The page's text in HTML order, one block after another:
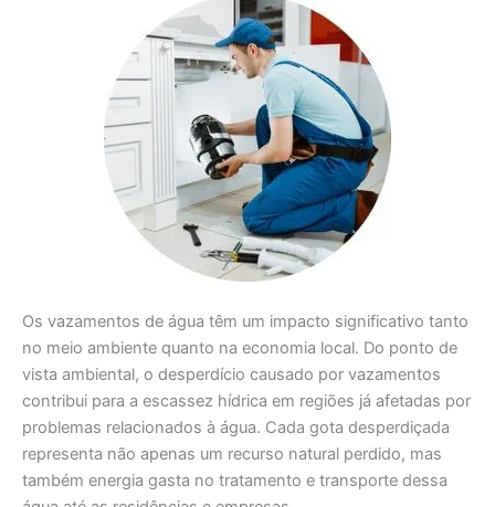
Os vazamentos de água têm um impacto significativo tanto
no meio ambiente quanto na economia local. Do ponto de
vista ambiental, o desperdício causado por vazamentos
contribui para a escassez hídrica em regiões já afetadas por
problemas relacionados à água. Cada gota desperdiçada
representa não apenas um recurso natural perdido, mas
também energia gasta no tratamento e transporte dessa